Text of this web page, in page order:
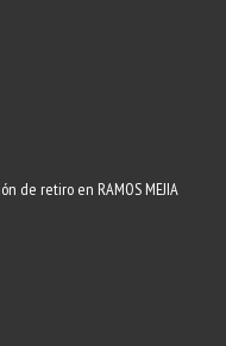
de retiro en RAMOS MEJIA